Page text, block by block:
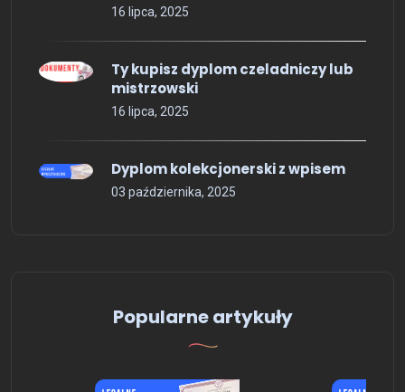
16 lipca, 2025
Ty kupisz dyplom czeladniczy lub
mistrzowski
16 lipca, 2025
Dyplom kolekcjonerski z wpisem
03 października, 2025
Popularne artykuły